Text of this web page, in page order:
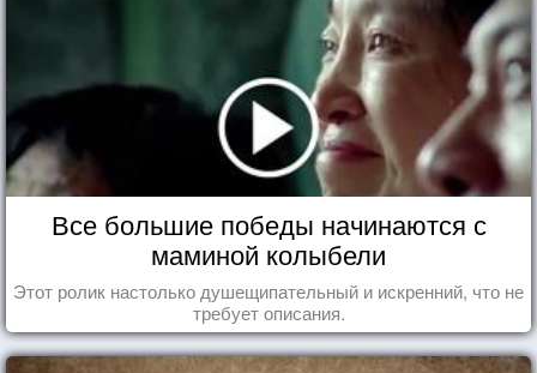
Все большие победы начинаются с
маминой колыбели
Этот ролик настолько душещипательный и искренний, что не
требует описания.